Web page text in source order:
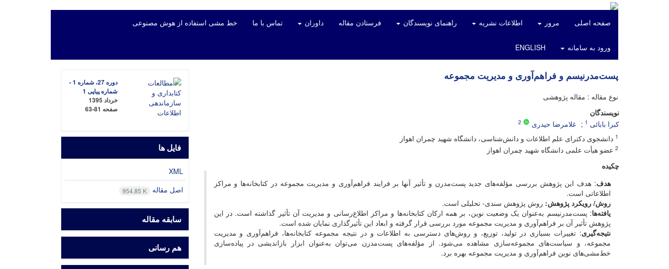
صفحه اصلی مرور اطلاعات نشریه راهنمای نویسندگان فرستادن مقاله داوران تماس با ما خط مشی استفاده از هوش مصنوعی
ورود به سامانه ENGLISH
پست‏‌مدرنیسم و فراهم‏‌آوری و مدیریت مجموعه
نوع مقاله : مقاله پژوهشی
نویسندگان
کبرا بابائی 1 غلامرضا حیدری
2
1 دانشجوی دکترای علم اطلاعات و دانش‌شناسی، دانشگاه شهید چمران اهواز
2 عضو هیأت علمی دانشگاه شهید چمران اهواز
چکیده
هدف: هدف این پژوهش بررسی مؤلفه‌‏های جدید پست‌‌مدرن و تأثیر آنها بر فرایند فراهم‏‌آوری و مدیریت مجموعه در کتابخانه‏‌ها و مراکز
اطلاعاتی است.
روش/ رویکرد پژوهش: روش پژوهش سندی- تحلیلی است.
یافته‌‏ها: پست‌‏مدرنیسم به‌عنوان یک وضعیت نوین، بر همه ارکان کتابخانه‏‌ها و مراکز اطلاع‏‌رسانی و مدیریت آن تأثیر گذاشته است. در این
پژوهش تأثیر آن بر فراهم‌آوری و مدیریت مجموعه‏ مورد بررسی قرار گرفته و ابعاد این تأثیرگذاری نمایان شده است.
نتیجه‌‏گیری: تغییرات بسیاری در تولید، توزیع، و روش‏‌های دسترسی به اطلاعات و در نتیجه مجموعه کتابخانه‌‏ها، فراهم‌‏آوری و مدیریت
‌مجموعه، و سیاست‏‌های مجموعه‏‌سازی مشاهده می‌‏شود. از مؤلفه‌های پست‌مدرن می‌‏توان به‌عنوان ابزار بازاندیشی در پیاده‌‌سازی
خط‌‌مشی‌‏های نوین فراهم‌آوری و مدیریت مجموعه بهره برد.
دوره 27، شماره 1 -
شماره پیاپی 1
خرداد 1395
صفحه 63-81
فایل ها
XML
اصل مقاله
954.85 K
سابقه مقاله
هم رسانی